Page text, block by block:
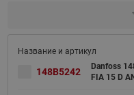
148B5242
Danfoss
FIA 15 D